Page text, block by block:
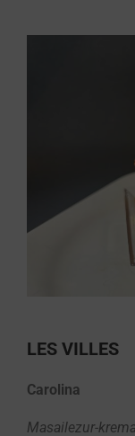
LES VILLES
Carolina
Masailezur-